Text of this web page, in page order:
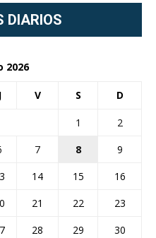
DIARIOS
2026
J V S D
1
2
7 8
9
14 15
16
21 22
23
28 29
30